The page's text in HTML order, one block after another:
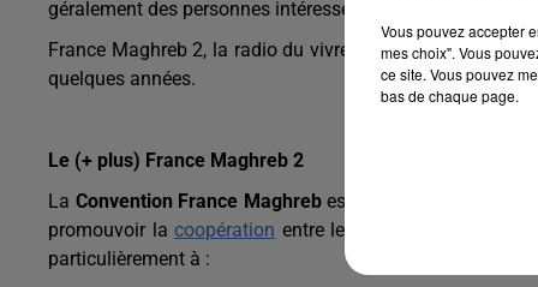
géralement des personnes intéressées par les
France Maghreb 2, la radio du vivre ensemble entre les
quelques années.
Le (+ plus) France Maghreb 2
La Convention France Maghreb est une convention
promouvoir la coopération entre les acteurs
particulièrement à :
Vous pouvez accepter
mes choix". Vous
ce site. Vous pouvez
bas de chaque page.